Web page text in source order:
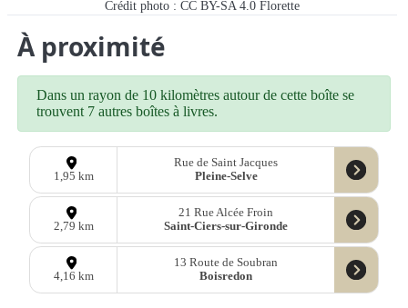
Crédit photo : CC BY-SA 4.0 Florette
À proximité
Dans un rayon de 10 kilomètres autour de cette boîte se
trouvent 7 autres boîtes à livres.
1,95 km
Rue de Saint Jacques
Pleine-Selve
2,79 km
21 Rue Alcée Froin
Saint-Ciers-sur-Gironde
4,16 km
13 Route de Soubran
Boisredon